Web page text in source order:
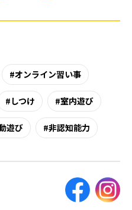
オンライン習い事
しつけ 室内遊び
遊び 非認知能力